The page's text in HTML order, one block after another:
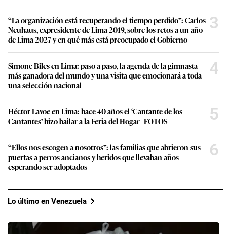
“La organización está recuperando el tiempo perdido”: Carlos
Neuhaus, expresidente de Lima 2019, sobre los retos a un año
de Lima 2027 y en qué más está preocupado el Gobierno
3
Simone Biles en Lima: paso a paso, la agenda de la gimnasta
más ganadora del mundo y una visita que emocionará a toda
una selección nacional
4
Héctor Lavoe en Lima: hace 40 años el ‘Cantante de los
Cantantes’ hizo bailar a la Feria del Hogar | FOTOS
5
“Ellos nos escogen a nosotros”: las familias que abrieron sus
puertas a perros ancianos y heridos que llevaban años
esperando ser adoptados
6
Lo último en Venezuela